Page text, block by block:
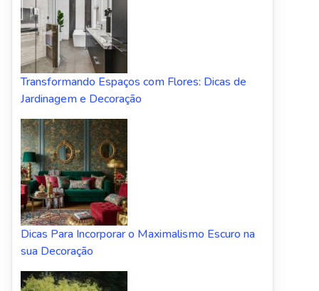
Transformando Espaços com Flores: Dicas de
Jardinagem e Decoração
Dicas Para Incorporar o Maximalismo Escuro na
sua Decoração